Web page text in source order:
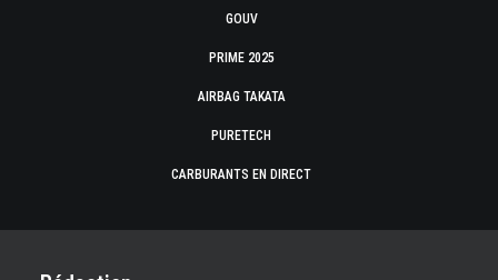
GOUV
PRIME 2025
AIRBAG TAKATA
PURETECH
CARBURANTS EN DIRECT